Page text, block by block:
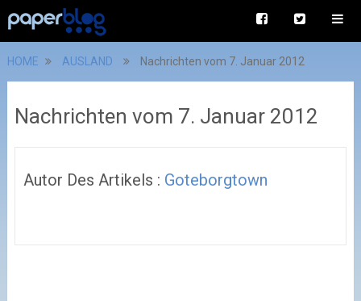
HOME AUSLAND Nachrichten vom 7. Januar 2012
Nachrichten vom 7. Januar 2012
Autor Des Artikels : Goteborgtown